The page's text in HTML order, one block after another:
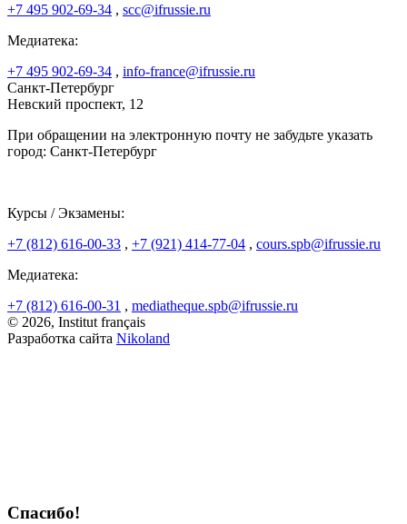
+7 495 902-69-34 , scc@ifrussie.ru
Медиатека:
+7 495 902-69-34 , info-france@ifrussie.ru
Санкт-Петербург
Невский проспект, 12
При обращении на электронную почту не забудьте указать
город: Санкт-Петербург
Курсы / Экзамены:
+7 (812) 616-00-33 , +7 (921) 414-77-04 , cours.spb@ifrussie.ru
Медиатека:
+7 (812) 616-00-31 , mediatheque.spb@ifrussie.ru
© 2026, Institut français
Разработка сайта Nikoland
Спасибо!